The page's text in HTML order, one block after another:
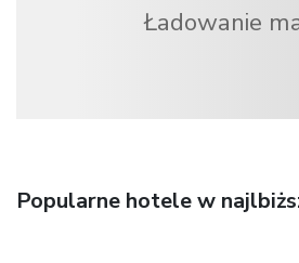
Ładowanie
Popularne hotele w